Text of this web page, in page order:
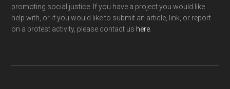
promoting social justice. If you have a project you would like
help with, or if you would like to submit an article, link, or report
on a protest activity, please contact us here